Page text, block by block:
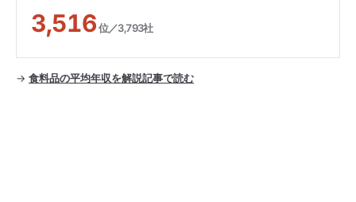
3,516位／3,793社
→ 食料品の平均年収を解説記事で読む